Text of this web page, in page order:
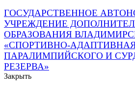
ГОСУДАРСТВЕННОЕ
УЧРЕЖДЕНИЕ
ОБРАЗОВАНИЯ
«СПОРТИВНО-
ПАРАЛИМПИЙСКОГО И
РЕЗЕРВА»
Закрыть